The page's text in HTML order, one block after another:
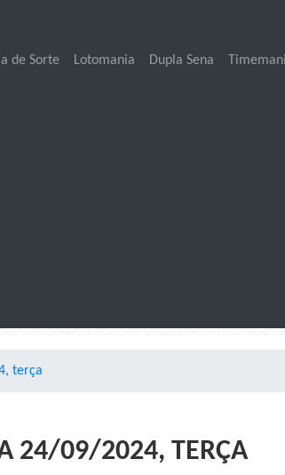
de Sorte Lotomania Dupla Sena
terça
24/09/2024, TERÇA